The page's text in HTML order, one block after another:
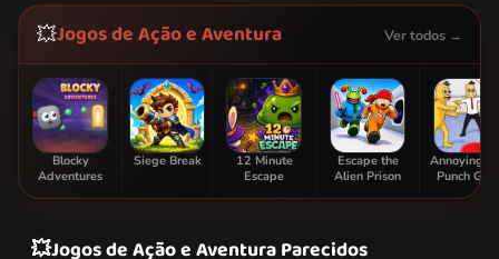
💥Jogos de Ação e Aventura Ver todos →
Blocky
Adventures
Siege Break
12 Minute
Escape
Escape the
Alien Prison
Annoying
Punch
💥Jogos de Ação e Aventura Parecidos